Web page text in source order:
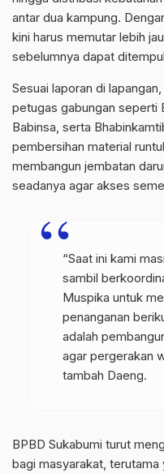
antar dua kampung.
kini harus memutar lebih
sebelumnya dapat
Sesuai laporan di
petugas gabungan seperti
Babinsa, serta
pembersihan material
membangun jembatan
seadanya agar akses
“Saat ini kami
sambil
Muspika untuk
penanganan
adalah
agar pergerakan
tambah Daeng.
BPBD Sukabumi turut
bagi masyarakat, terutama